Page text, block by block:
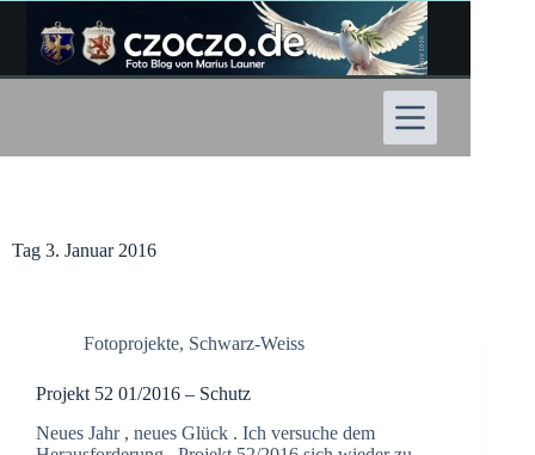
Inhalt
springen
Tag 3. Januar 2016
Fotoprojekte, Schwarz-Weiss
Projekt 52 01/2016 – Schutz
Neues Jahr , neues Glück . Ich versuche dem